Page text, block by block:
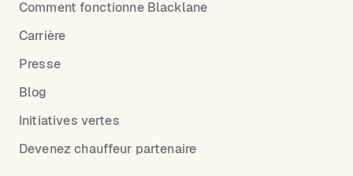
Comment fonctionne Blacklane
Carrière
Presse
Blog
Initiatives vertes
Devenez chauffeur partenaire